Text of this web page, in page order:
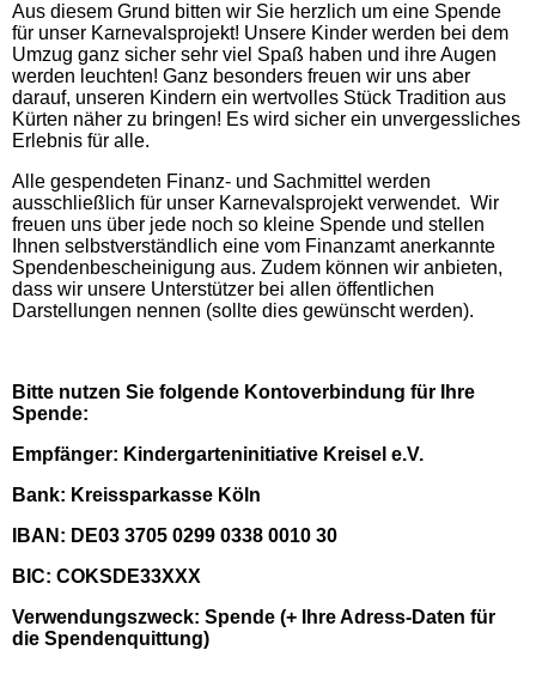
Aus diesem Grund bitten wir Sie herzlich um eine Spende
für unser Karnevalsprojekt! Unsere Kinder werden bei dem
Umzug ganz sicher sehr viel Spaß haben und ihre Augen
werden leuchten! Ganz besonders freuen wir uns aber
darauf, unseren Kindern ein wertvolles Stück Tradition aus
Kürten näher zu bringen! Es wird sicher ein unvergessliches
Erlebnis für alle.
Alle gespendeten Finanz- und Sachmittel werden
ausschließlich für unser Karnevalsprojekt verwendet. Wir
freuen uns über jede noch so kleine Spende und stellen
Ihnen selbstverständlich eine vom Finanzamt anerkannte
Spendenbescheinigung aus. Zudem können wir anbieten,
dass wir unsere Unterstützer bei allen öffentlichen
Darstellungen nennen (sollte dies gewünscht werden).
Bitte nutzen Sie folgende Kontoverbindung für Ihre
Spende:
Empfänger: Kindergarteninitiative Kreisel e.V.
Bank: Kreissparkasse Köln
IBAN: DE03 3705 0299 0338 0010 30
BIC: COKSDE33XXX
Verwendungszweck: Spende (+ Ihre Adress-Daten für
die Spendenquittung)